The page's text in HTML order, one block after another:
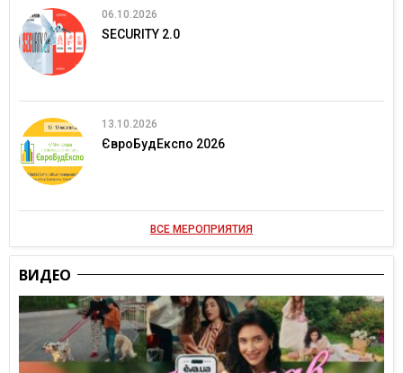
06.10.2026
SECURITY 2.0
13.10.2026
ЄвроБудЕкспо 2026
ВСЕ МЕРОПРИЯТИЯ
ВИДЕО